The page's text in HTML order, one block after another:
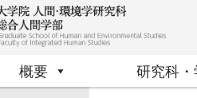
概要 研究科